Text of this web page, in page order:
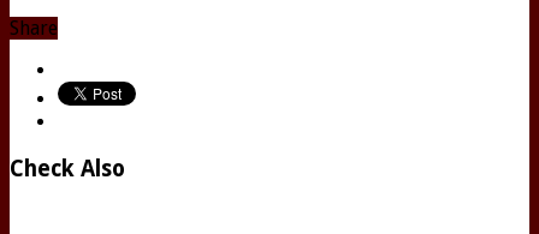
Share
Check Also